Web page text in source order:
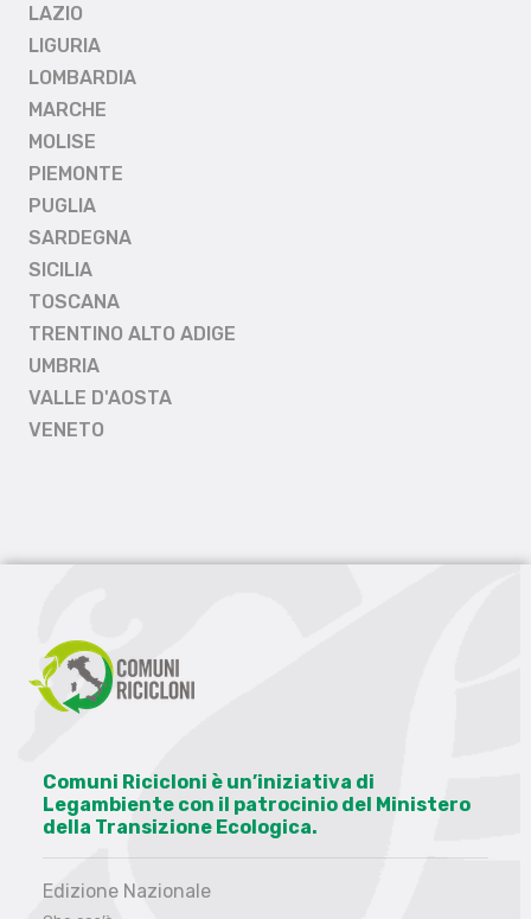
LAZIO
LIGURIA
LOMBARDIA
MARCHE
MOLISE
PIEMONTE
PUGLIA
SARDEGNA
SICILIA
TOSCANA
TRENTINO ALTO ADIGE
UMBRIA
VALLE D'AOSTA
VENETO
Comuni Ricicloni è un’iniziativa di
Legambiente con il patrocinio del Ministero
della Transizione Ecologica.
Edizione Nazionale